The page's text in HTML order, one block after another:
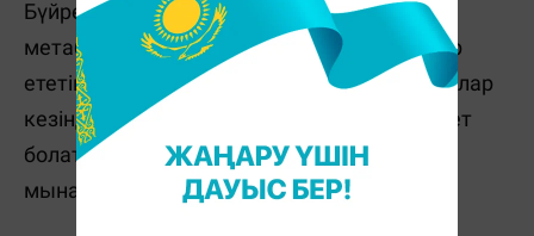
Бүйрек, тері немесе тыныс алу арқылы
метаболизмге және судың жоғалуына әсер
ететін белгілі бір патологиялар мен жағдайлар
кезінде сұйықтық тұтынуды арттыру қажет
болатын жағдайлар бар. Олардың ішінде
мыналарды атап өткен жөн: